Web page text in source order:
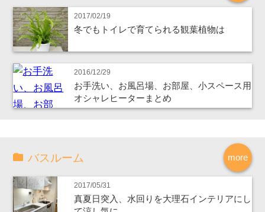
2017/02/19
冬でもトイレで育てられる観葉植物は
2016/12/29
お手洗い、お風呂場、お部屋、小スペース用
オシャレヒーターまとめ
more
バスルーム
2017/05/31
真夏日突入、水回りを大理石インテリアにし